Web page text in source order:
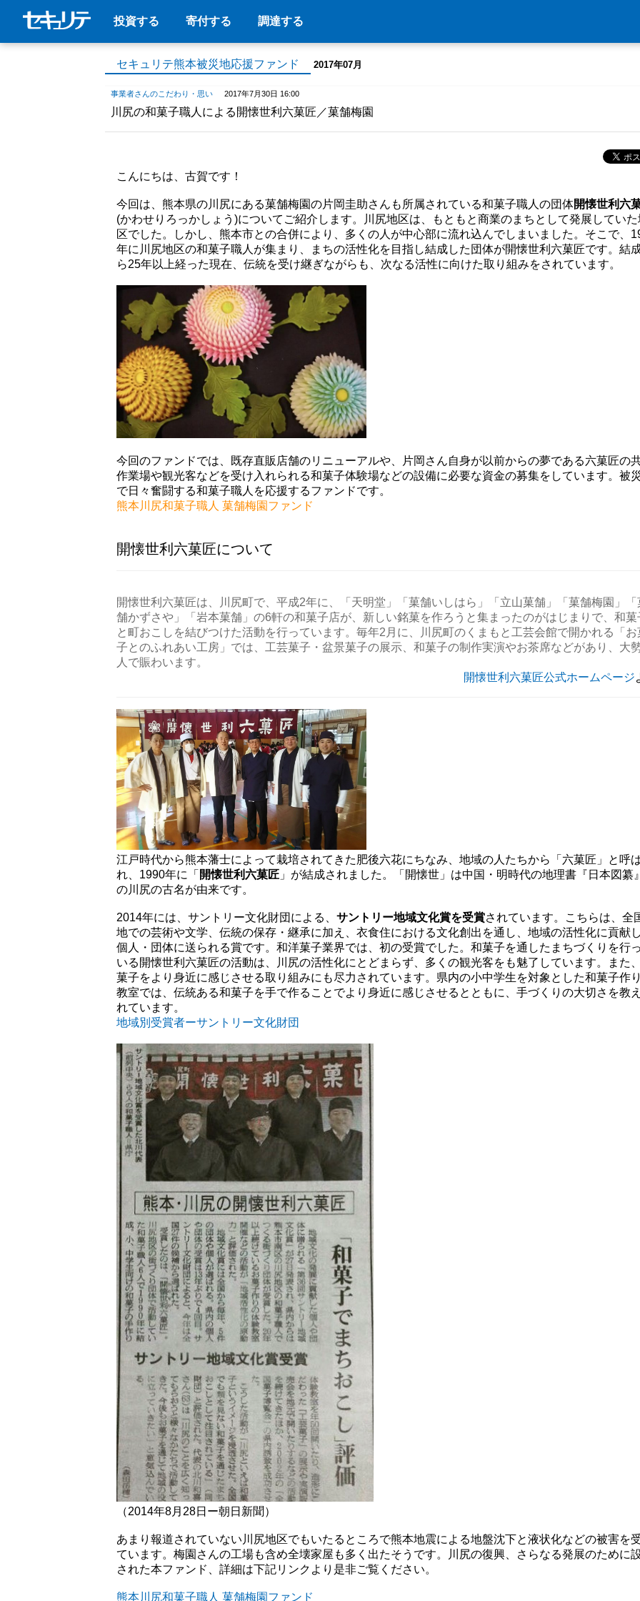
投資する 寄付する 調達する
セキュリテ熊本被災地応援ファンド 2017年07月
事業者さんのこだわり・思い 2017年7月30日 16:00
川尻の和菓子職人による開懐世利六菓匠／菓舗梅園
こんにちは、古賀です！
今回は、熊本県の川尻にある菓舗梅園の片岡圭助さんも所属されている和菓子職人の団体開懐世利六
(かわせりろっかしょう)についてご紹介します。川尻地区は、もともと商業のまちとして発展していた
区でした。しかし、熊本市との合併により、多くの人が中心部に流れ込んでしまいました。そこで、
年に川尻地区の和菓子職人が集まり、まちの活性化を目指し結成した団体が開懐世利六菓匠です。結
ら25年以上経った現在、伝統を受け継ぎながらも、次なる活性に向けた取り組みをされています。
今回のファンドでは、既存直販店舗のリニューアルや、片岡さん自身が以前からの夢である六菓匠の
作業場や観光客などを受け入れられる和菓子体験場などの設備に必要な資金の募集をしています。被
で日々奮闘する和菓子職人を応援するファンドです。
熊本川尻和菓子職人 菓舗梅園ファンド
開懐世利六菓匠について
開懐世利六菓匠は、川尻町で、平成2年に、「天明堂」「菓舗いしはら」「立山菓舗」「菓舗梅園」「
舗かずさや」「岩本菓舗」の6軒の和菓子店が、新しい銘菓を作ろうと集まったのがはじまりで、和菓
と町おこしを結びつけた活動を行っています。毎年2月に、川尻町のくまもと工芸会館で開かれる「お
子とのふれあい工房」では、工芸菓子・盆景菓子の展示、和菓子の制作実演やお茶席などがあり、大
人で賑わいます。
開懐世利六菓匠公式ホームページ
江戸時代から熊本藩士によって栽培されてきた肥後六花にちなみ、地域の人たちから「六菓匠」と呼
れ、1990年に「 開懐世利六菓匠 」が結成されました。「開懐世」は中国・明時代の地理書『日本図纂
の川尻の古名が由来です。
2014年には、サントリー文化財団による、 サントリー地域文化賞を受賞されています。こちらは、全
地での芸術や文学、伝統の保存・継承に加え、衣食住における文化創出を通し、地域の活性化に貢献
個人・団体に送られる賞です。和洋菓子業界では、初の受賞でした。和菓子を通したまちづくりを行
いる開懐世利六菓匠の活動は、川尻の活性化にとどまらず、多くの観光客をも魅了しています。また
菓子をより身近に感じさせる取り組みにも尽力されています。県内の小中学生を対象とした和菓子作
教室では、伝統ある和菓子を手で作ることでより身近に感じさせるとともに、手づくりの大切さを教
れています。
地域別受賞者ーサントリー文化財団
（2014年8月28日ー朝日新聞）
あまり報道されていない川尻地区でもいたるところで熊本地震による地盤沈下と液状化などの被害を
ています。梅園さんの工場も含め全壊家屋も多く出たそうです。川尻の復興、さらなる発展のために
された本ファンド、詳細は下記リンクより是非ご覧ください。
熊本川尻和菓子職人 菓舗梅園ファンド